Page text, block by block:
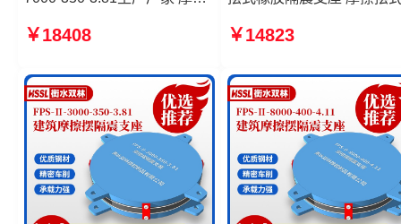
3.48源头工厂 摩擦摆隔震支座
厂 摩擦摆隔震支座FPS-
Ⅱ-8000-200源头工厂
￥18408
JZQZ-15000多少钱
￥14823